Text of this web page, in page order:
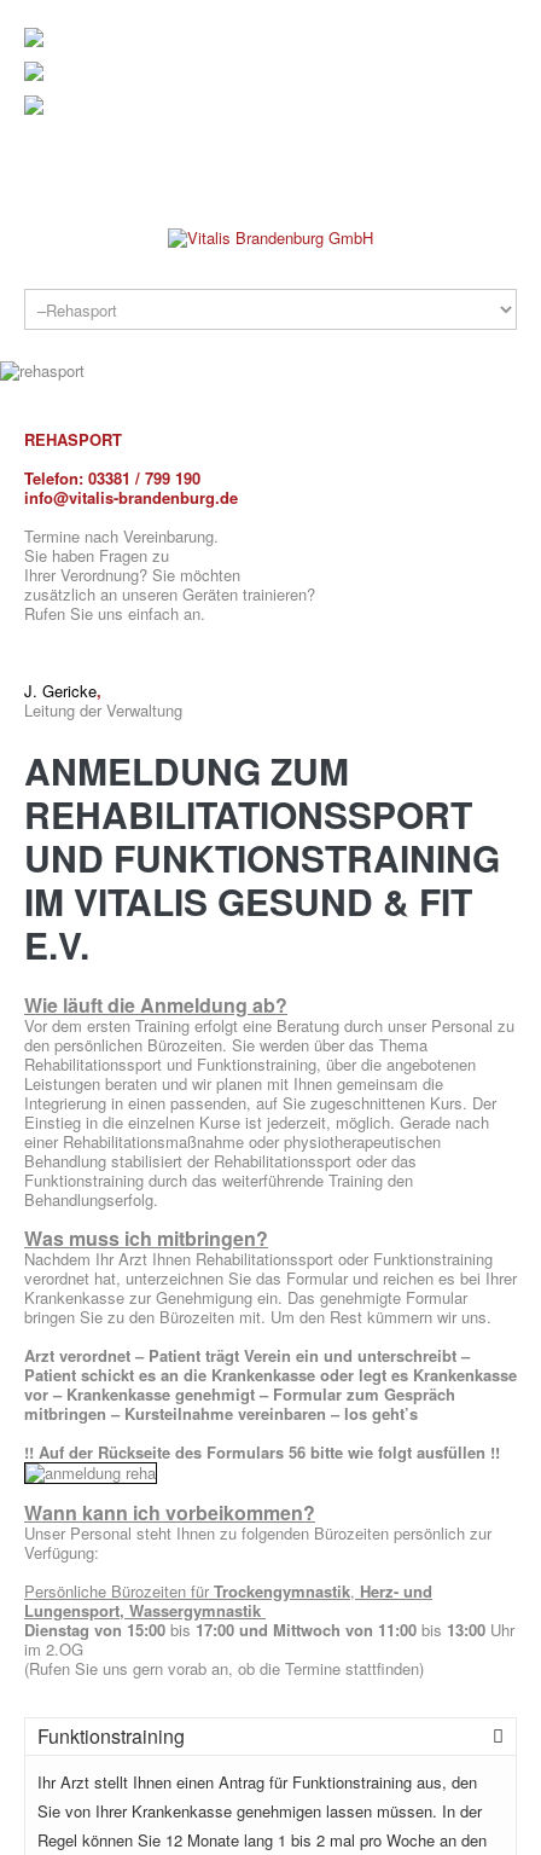
GESUNDHEITSSPORT
MOBY
KIDS
ÜBER UNS
REHASPORT
Telefon: 03381 / 799 190
info@vitalis-brandenburg.de
Termine nach Vereinbarung.
Sie haben Fragen zu
Ihrer Verordnung? Sie möchten
zusätzlich an unseren Geräten trainieren?
Rufen Sie uns einfach an.
J. Gericke,
Leitung der Verwaltung
ANMELDUNG ZUM
REHABILITATIONSSPORT
UND FUNKTIONSTRAINING
IM VITALIS GESUND & FIT
E.V.
Wie läuft die Anmeldung ab?
Vor dem ersten Training erfolgt eine Beratung durch unser Personal zu
den persönlichen Bürozeiten. Sie werden über das Thema
Rehabilitationssport und Funktionstraining, über die angebotenen
Leistungen beraten und wir planen mit Ihnen gemeinsam die
Integrierung in einen passenden, auf Sie zugeschnittenen Kurs. Der
Einstieg in die einzelnen Kurse ist jederzeit, möglich. Gerade nach
einer Rehabilitationsmaßnahme oder physiotherapeutischen
Behandlung stabilisiert der Rehabilitationssport oder das
Funktionstraining durch das weiterführende Training den
Behandlungserfolg.
Was muss ich mitbringen?
Nachdem Ihr Arzt Ihnen Rehabilitationssport oder Funktionstraining
verordnet hat, unterzeichnen Sie das Formular und reichen es bei Ihrer
Krankenkasse zur Genehmigung ein. Das genehmigte Formular
bringen Sie zu den Bürozeiten mit. Um den Rest kümmern wir uns.
Arzt verordnet – Patient trägt Verein ein und unterschreibt –
Patient schickt es an die Krankenkasse oder legt es Krankenkasse
vor – Krankenkasse genehmigt – Formular zum Gespräch
mitbringen – Kursteilnahme vereinbaren – los geht’s
!! Auf der Rückseite des Formulars 56 bitte wie folgt ausfüllen !!
Wann kann ich vorbeikommen?
Unser Personal steht Ihnen zu folgenden Bürozeiten persönlich zur
Verfügung:
Persönliche Bürozeiten für Trockengymnastik, Herz- und
Lungensport, Wassergymnastik
Dienstag von 15:00 bis 17:00 und Mittwoch von 11:00 bis 13:00 Uhr
im 2.OG
(Rufen Sie uns gern vorab an, ob die Termine stattfinden)
Funktionstraining
Ihr Arzt stellt Ihnen einen Antrag für Funktionstraining aus, den
Sie von Ihrer Krankenkasse genehmigen lassen müssen. In der
Regel können Sie 12 Monate lang 1 bis 2 mal pro Woche an den